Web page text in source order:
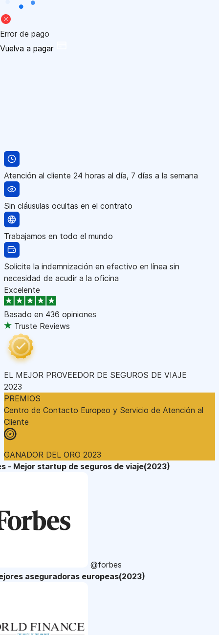
Error de pago
Vuelva a pagar
Atención al cliente 24 horas al día, 7 días a la semana
Sin cláusulas ocultas en el contrato
Trabajamos en todo el mundo
Solicite la indemnización en efectivo en línea sin
necesidad de acudir a la oficina
Excelente
Basado en 436 opiniones
Truste Reviews
EL MEJOR PROVEEDOR DE SEGUROS DE VIAJE
2023
PREMIOS
Centro de Contacto Europeo y Servicio de Atención al
Cliente
GANADOR DEL ORO 2023
- Mejor startup de seguros de viaje(2023)
@forbes
aseguradoras europeas(2023)